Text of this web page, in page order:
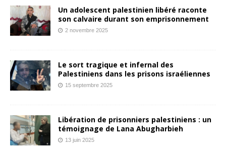
Un adolescent palestinien libéré raconte
son calvaire durant son emprisonnement
2 novembre 2025
Le sort tragique et infernal des
Palestiniens dans les prisons israéliennes
15 septembre 2025
Libération de prisonniers palestiniens : un
témoignage de Lana Abugharbieh
13 juin 2025